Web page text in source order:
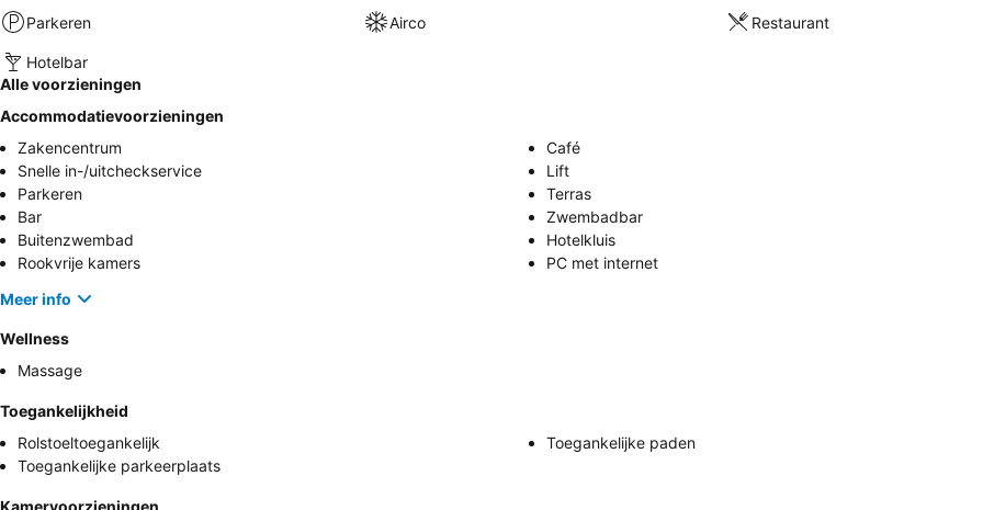
Parkeren Airco Restaurant
Hotelbar
Alle voorzieningen
Accommodatievoorzieningen
Zakencentrum
Café
Snelle in-/uitcheckservice
Lift
Parkeren
Terras
Bar
Zwembadbar
Buitenzwembad
Hotelkluis
Rookvrije kamers
PC met internet
Meer info
Wellness
Massage
Toegankelijkheid
Rolstoeltoegankelijk
Toegankelijke paden
Toegankelijke parkeerplaats
Kamervoorzieningen